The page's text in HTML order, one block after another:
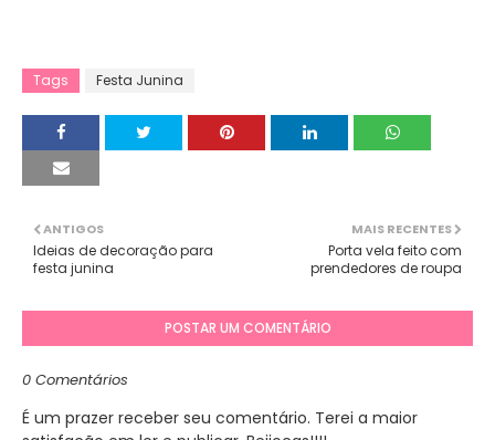
Tags Festa Junina
MAIS RECENTES
Porta vela feito com
prendedores de roupa
ANTIGOS
Ideias de decoração para
festa junina
POSTAR UM COMENTÁRIO
0 Comentários
É um prazer receber seu comentário. Terei a maior